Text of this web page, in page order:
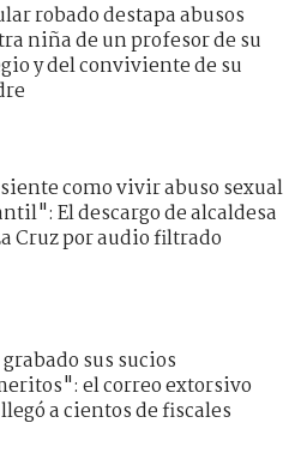
robado destapa abusos
niña de un profesor de su
y del conviviente de su
como vivir abuso sexual
El descargo de alcaldesa
Cruz por audio filtrado
sus sucios
el correo extorsivo
a cientos de fiscales